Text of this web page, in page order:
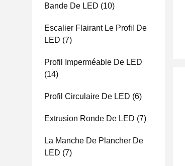
Bande De LED (10)
Escalier Flairant Le Profil De
LED (7)
Profil Imperméable De LED
(14)
Profil Circulaire De LED (6)
Extrusion Ronde De LED (7)
La Manche De Plancher De
LED (7)